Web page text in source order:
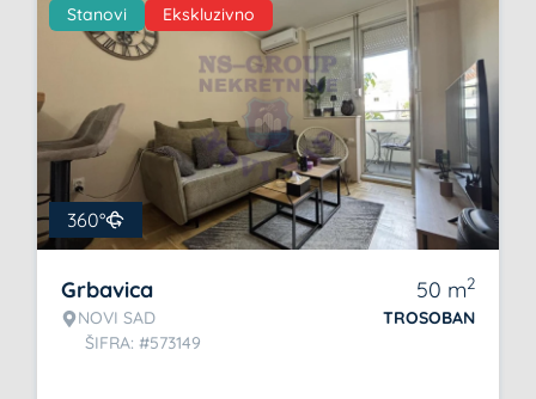
Stanovi Ekskluzivno
360°
Grbavica
NOVI SAD
ŠIFRA: #573149
50 m2
TROSOBAN